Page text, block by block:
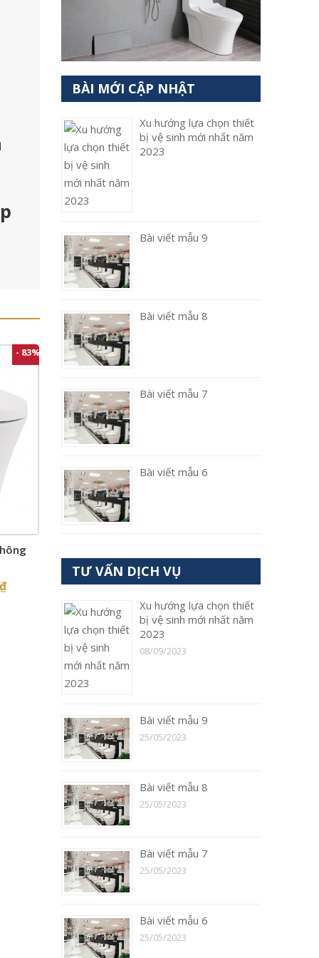
- 83%
₫
BÀI MỚI CẬP NHẬT
Xu hướng lựa chọn thiết
bị vệ sinh mới nhất năm
2023
Bài viết mẫu 9
Bài viết mẫu 8
Bài viết mẫu 7
Bài viết mẫu 6
TƯ VẤN DỊCH VỤ
Xu hướng lựa chọn thiết
bị vệ sinh mới nhất năm
2023
08/09/2023
Bài viết mẫu 9
25/05/2023
Bài viết mẫu 8
25/05/2023
Bài viết mẫu 7
25/05/2023
Bài viết mẫu 6
25/05/2023